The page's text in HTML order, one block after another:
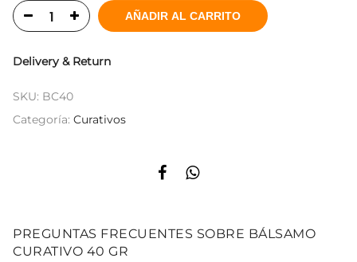
AÑADIR AL CARRITO
Delivery & Return
SKU: BC40
Categoría: Curativos
PREGUNTAS FRECUENTES SOBRE BÁLSAMO
CURATIVO 40 GR